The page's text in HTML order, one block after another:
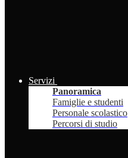
Servizi
Panoramica
Famiglie e studenti
Personale scolastico
Percorsi di studio